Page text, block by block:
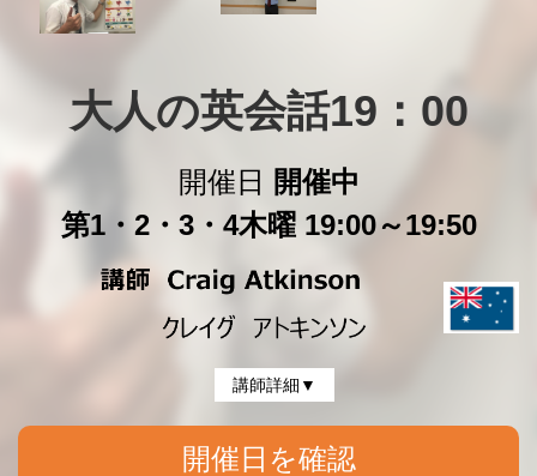
大人の英会話19：00
開催日
開催中
第1・2・3・4木曜 19:00～19:50
講師詳細▼
開催日を確認